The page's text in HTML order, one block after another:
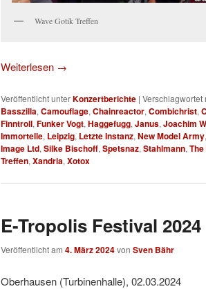
Wave Gotik Treffen
Weiterlesen →
Veröffentlicht unterKonzertberichte | Verschlagwortet
Basszilla, Camouflage, Chainreactor, Combichrist,
Finntroll, Funker Vogt, Haggefugg, Janus, Joachim
Immortelle, Leipzig, Letzte Instanz, New Model Army,
Image Ltd, Silke Bischoff, Spetsnaz, Stahlmann,
Treffen, Xandria, Xotox
E-Tropolis Festival 2024
Veröffentlicht am 4. März 2024von Sven Bähr
Oberhausen (Turbinenhalle), 02.03.2024